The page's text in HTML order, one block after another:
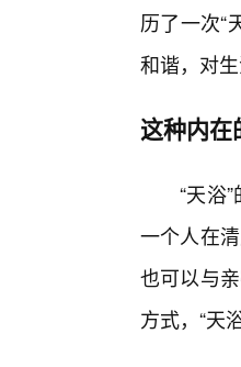
历了一次“
和谐，对
这种内在
“天浴
一个人在
也可以与
方式，“天